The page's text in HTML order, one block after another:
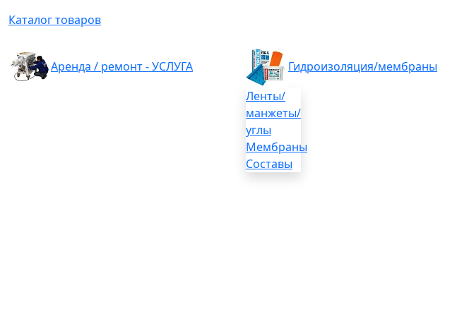
Каталог товаров
Аренда / ремонт - УСЛУГА
Гидроизоляция/мембраны
Ленты/
манжеты/
углы
Мембраны
Составы